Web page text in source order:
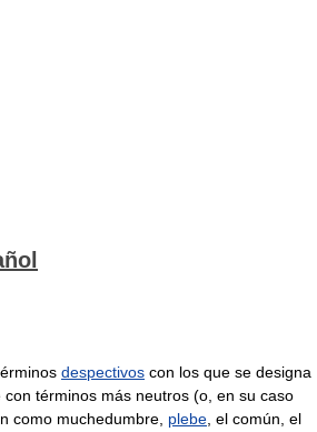
despectivos con los que se designa
términos más neutros (o, en su caso
como muchedumbre, plebe , el común, el